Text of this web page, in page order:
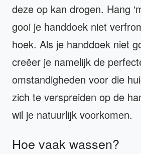
deze op kan drogen. Hang
gooi je handdoek niet
hoek. Als je handdoek niet
creëer je namelijk de
omstandigheden voor die
zich te verspreiden op de
wil je natuurlijk voorkomen.
Hoe vaak wassen?